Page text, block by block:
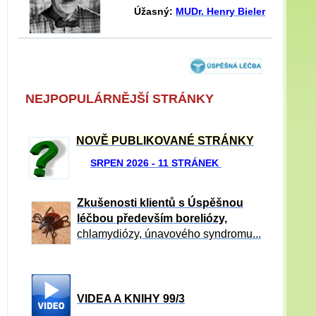
Úžasný: MUDr. Henry Bieler
NEJPOPULÁRNĚJŠÍ STRÁNKY
NOVĚ PUBLIKOVANÉ STRÁNKY
SRPEN 2026 - 11 STRÁNEK
Zkušenosti klientů s Úspěšnou
léčbou především boreliózy,
chlamydiózy, únavového syndromu...
VIDEA A KNIHY 99/3